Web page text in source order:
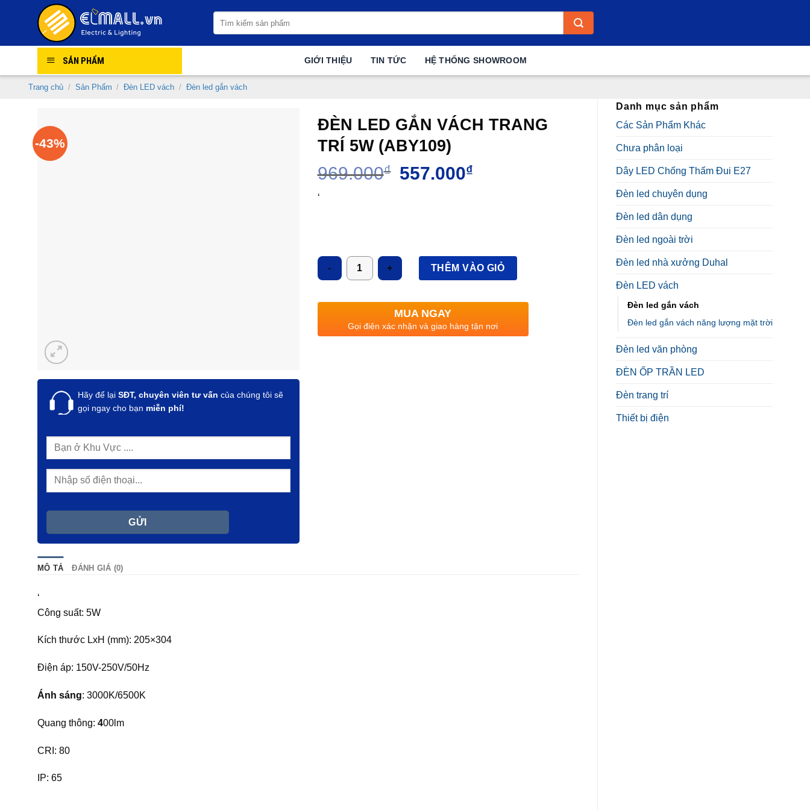
kiếm:
SẢN PHẨM GIỚI THIỆU TIN TỨC HỆ THỐNG SHOWROOM
Trang chủ / Sản Phẩm / Đèn LED vách / Đèn led gắn vách
Danh mục sản phẩm
Các Sản Phẩm Khác
Chưa phân loại
Dây LED Chống Thấm Đui E27
Đèn led chuyên dụng
Đèn led dân dụng
Đèn led ngoài trời
Đèn led nhà xưởng Duhal
Đèn LED vách
Đèn led gắn vách
Đèn led gắn vách năng lượng mặt trời
Đèn led văn phòng
ĐÈN ỐP TRẦN LED
Đèn trang trí
Thiết bị điện
-43%
Hãy để lại SĐT, chuyên viên tư vấn của chúng tôi sẽ
gọi ngay cho bạn miễn phí!
ĐÈN LED GẮN VÁCH TRANG
TRÍ 5W (ABY109)
969.000₫
Giá
gốc
557.000₫Giá
‘
Số lượng
THÊM VÀO GIỎ
MUA NGAY
Gọi điện xác nhận và giao hàng tận nơi
MÔ TẢ ĐÁNH GIÁ (0)
‘
Công suất: 5W
Kích thước LxH (mm): 205×304
Điện áp: 150V-250V/50Hz
Ánh sáng: 3000K/6500K
Quang thông: 400lm
CRI: 80
IP: 65